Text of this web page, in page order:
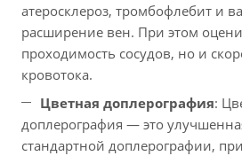
атеросклероз, тромбофлебит и
расширение вен. При этом
проходимость сосудов, но и
кровотока.
Цветная доплерография:
доплерография — это
стандартной доплерографии,